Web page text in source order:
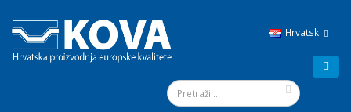
Hrvatski